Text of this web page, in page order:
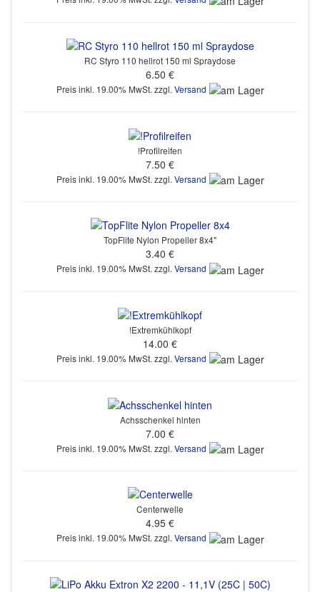
RC Styro 110 hellrot 150 ml Spraydose
6.50 €
Preis inkl. 19.00% MwSt. zzgl. Versand
!Profilreifen
7.50 €
Preis inkl. 19.00% MwSt. zzgl. Versand
TopFlite Nylon Propeller 8x4"
3.40 €
Preis inkl. 19.00% MwSt. zzgl. Versand
!Extremkühlkopf
14.00 €
Preis inkl. 19.00% MwSt. zzgl. Versand
Achsschenkel hinten
7.00 €
Preis inkl. 19.00% MwSt. zzgl. Versand
Centerwelle
4.95 €
Preis inkl. 19.00% MwSt. zzgl. Versand